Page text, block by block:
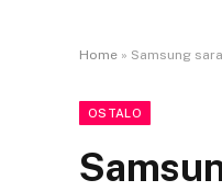
Home » Samsung
OSTALO